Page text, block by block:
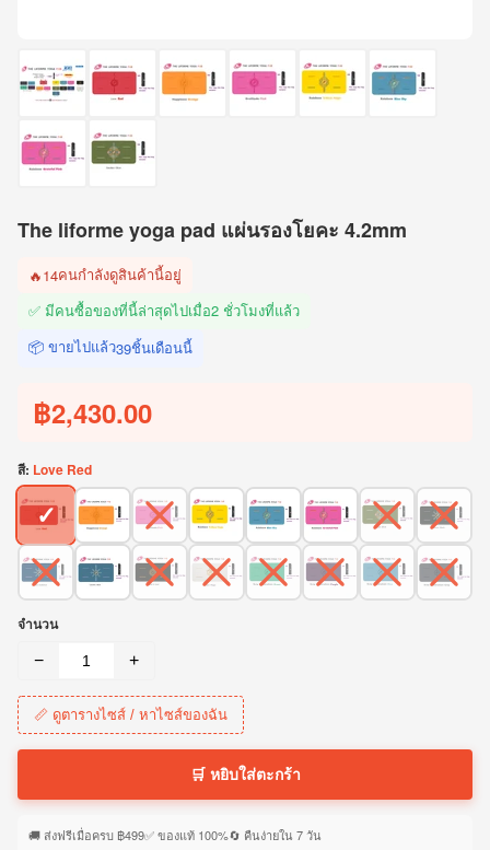
The liforme yoga pad แผ่นรองโยคะ 4.2mm
🔥14คนกำลังดูสินค้านี้อยู่
✅ มีคนซื้อของที่นี้ล่าสุดไปเมื่อ2 ชั่วโมงที่แล้ว
📦 ขายไปแล้ว39ชิ้นเดือนนี้
฿2,430.00
สี: Love Red
✓
จำนวน
− +
📏 ดูตารางไซส์ / หาไซส์ของฉัน
🛒 หยิบใส่ตะกร้า
🚚 ส่งฟรีเมื่อครบ ฿499✅ ของแท้ 100%🔄 คืนง่ายใน 7 วัน